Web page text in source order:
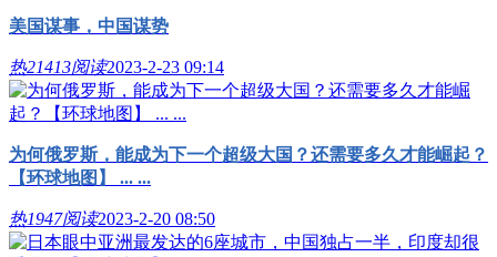
美国谋事，中国谋势
热21413阅读2023-2-23 09:14
为何俄罗斯，能成为下一个超级大国？还需要多久才能崛起？
【环球地图】 ... ...
热1947阅读2023-2-20 08:50